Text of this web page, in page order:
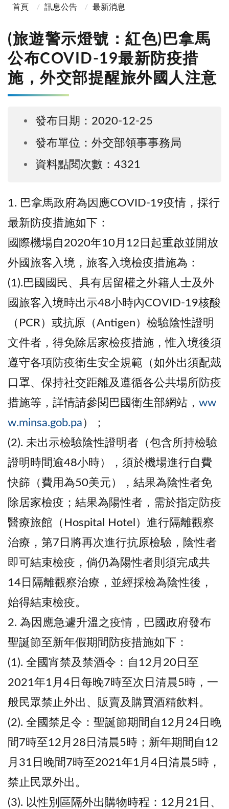
首頁 訊息公告 最新消息
(旅遊警示燈號：紅色)巴拿馬
公布COVID-19最新防疫措
施，外交部提醒旅外國人注意
發布日期：2020-12-25
發布單位：外交部領事事務局
資料點閱次數：4321
1. 巴拿馬政府為因應COVID-19疫情，採行
最新防疫措施如下：
國際機場自2020年10月12日起重啟並開放
外國旅客入境，旅客入境檢疫措施為：
(1).巴國國民、具有居留權之外籍人士及外
國旅客入境時出示48小時內COVID-19核酸
（PCR）或抗原（Antigen）檢驗陰性證明
文件者，得免除居家檢疫措施，惟入境後須
遵守各項防疫衛生安全規範（如外出須配戴
口罩、保持社交距離及遵循各公共場所防疫
措施等，詳情請參閱巴國衛生部網站， ww
w.minsa.gob.pa ）；
(2). 未出示檢驗陰性證明者（包含所持檢驗
證明時間逾48小時），須於機場進行自費
快篩（費用為50美元），結果為陰性者免
除居家檢疫；結果為陽性者，需於指定防疫
醫療旅館（Hospital Hotel）進行隔離觀察
治療，第7日將再次進行抗原檢驗，陰性者
即可結束檢疫，倘仍為陽性者則須完成共
14日隔離觀察治療，並經採檢為陰性後，
始得結束檢疫。
2. 為因應急遽升溫之疫情，巴國政府發布
聖誕節至新年假期間防疫措施如下：
(1). 全國宵禁及禁酒令：自12月20日至
2021年1月4日每晚7時至次日清晨5時，一
般民眾禁止外出、販賣及購買酒精飲料。
(2). 全國禁足令：聖誕節期間自12月24日晚
間7時至12月28日清晨5時；新年期間自12
月31日晚間7時至2021年1月4日清晨5時，
禁止民眾外出。
(3). 以性別區隔外出購物時程：12月21日、